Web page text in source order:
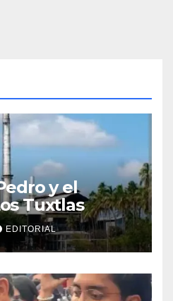
y el
Tuxtlas
EDITORIAL